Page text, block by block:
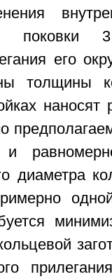
его
толщины
наносят
и
диаметра